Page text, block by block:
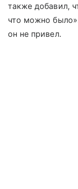
также добавил,
что можно
он не привел.